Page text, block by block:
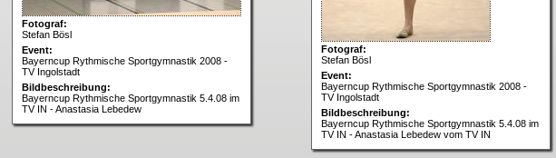
Fotograf:
Stefan Bösl
Event:
Bayerncup Rythmische Sportgymnastik 2008 -
TV Ingolstadt
Bildbeschreibung:
Bayerncup Rythmische Sportgymnastik 5.4.08 im
TV IN - Anastasia Lebedew
Fotograf:
Stefan Bösl
Event:
Bayerncup Rythmische Sportgymnastik 2008 -
TV Ingolstadt
Bildbeschreibung:
Bayerncup Rythmische Sportgymnastik 5.4.08 im
TV IN - Anastasia Lebedew vom TV IN